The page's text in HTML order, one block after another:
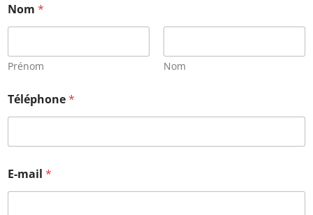
Nom *
Prénom Nom
Téléphone*
E-mail *